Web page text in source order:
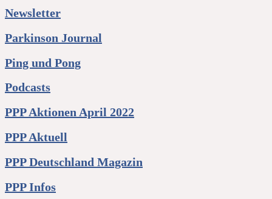
Newsletter
Parkinson Journal
Ping und Pong
Podcasts
PPP Aktionen April 2022
PPP Aktuell
PPP Deutschland Magazin
PPP Infos